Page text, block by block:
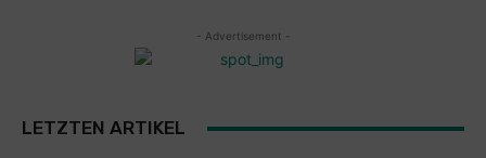
- Advertisement -
LETZTEN ARTIKEL